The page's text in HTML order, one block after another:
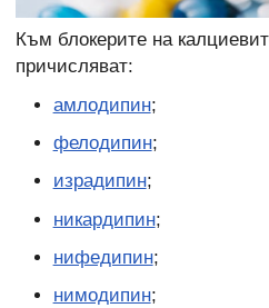
Към блокерите на
причисляват:
амлодипин;
фелодипин;
израдипин;
никардипин;
нифедипин;
нимодипин;